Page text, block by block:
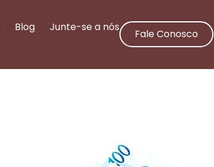
Blog Junte-se a nós
Fale Conosco